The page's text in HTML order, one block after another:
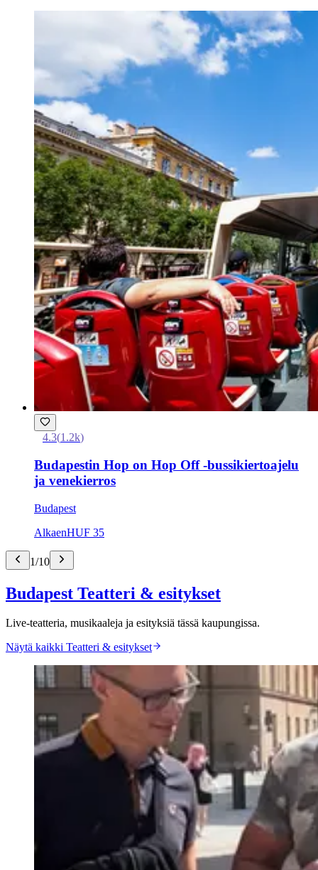
4.3(1.2k)
Budapestin Hop on Hop Off -bussikiertoajelu
ja venekierros
Budapest
AlkaenHUF 35
1/10
Budapest Teatteri & esitykset
Live-teatteria, musikaaleja ja esityksiä tässä kaupungissa.
Näytä kaikki Teatteri & esitykset